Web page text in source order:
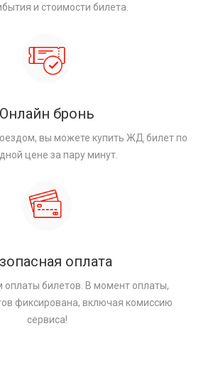
и стоимости билета.
Онлайн бронь
вы можете купить ЖД билет по
цене за пару минут.
оплата
оплаты билетов. В момент оплаты,
фиксирована, включая комиссию
сервиса!